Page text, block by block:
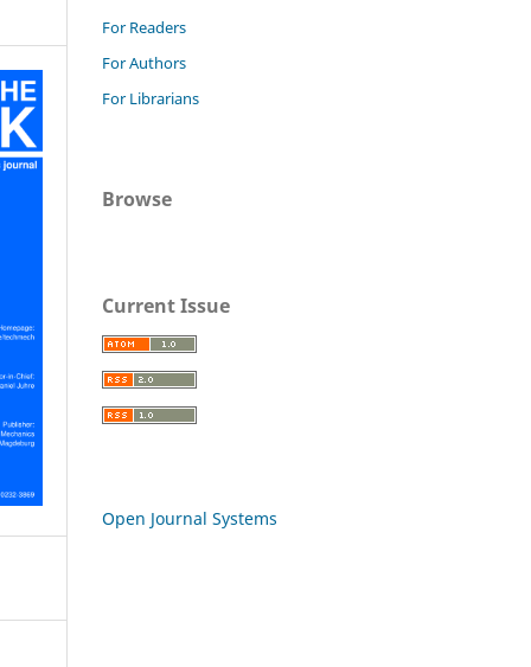
For Readers
For Authors
For Librarians
Browse
Current Issue
Open Journal Systems